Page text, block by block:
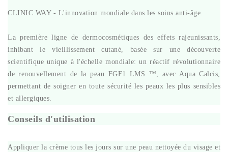
CLINIC WAY - L'innovation mondiale dans les soins anti-âge.
La première ligne de dermocosmétiques des effets rajeunissants,
inhibant le vieillissement cutané, basée sur une découverte
scientifique unique à l'échelle mondiale: un réactif révolutionnaire
de renouvellement de la peau FGF1 LMS ™, avec Aqua Calcis,
permettant de soigner en toute sécurité les peaux les plus sensibles
et allergiques.
Conseils d'utilisation
Appliquer la crème tous les jours sur une peau nettoyée du visage et